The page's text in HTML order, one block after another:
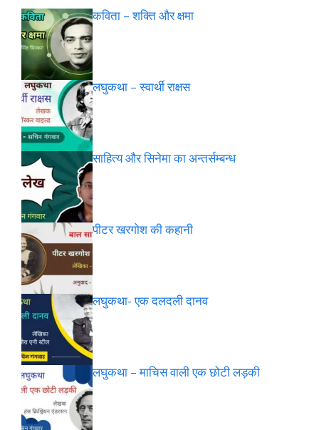
कविता – शक्ति और क्षमा
लघुकथा – स्वार्थी राक्षस
साहित्य और सिनेमा का अन्तर्सम्बन्ध
पीटर खरगोश की कहानी
लघुकथा- एक दलदली दानव
लघुकथा – माचिस वाली एक छोटी लड़की